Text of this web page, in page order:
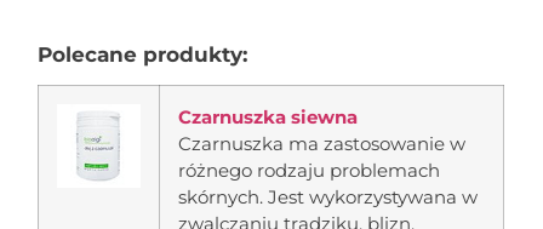
Polecane produkty:
Czarnuszka siewna
Czarnuszka ma zastosowanie w
różnego rodzaju problemach
skórnych. Jest wykorzystywana w
zwalczaniu trądziku, blizn,